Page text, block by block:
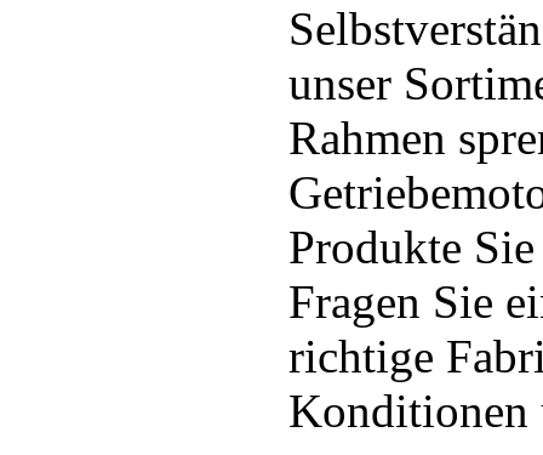
unser
Rahmen
Produkte
Fragen Sie
richtige
Konditionen